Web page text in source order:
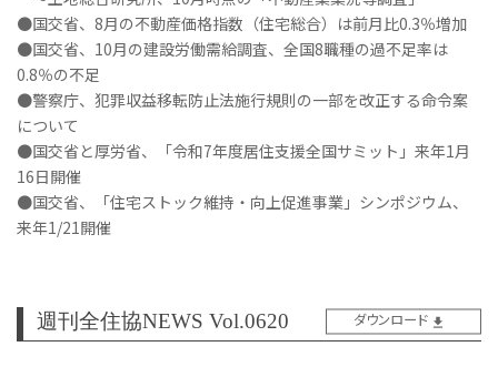
●国交省、8月の不動産価格指数（住宅総合）は前月比0.3％増加
●国交省、10月の建設労働需給調査、全国8職種の過不足率は
0.8％の不足
●警察庁、犯罪収益移転防止法施行規則の一部を改正する命令案
について
●国交省と厚労省、「令和7年度居住支援全国サミット」来年1月
16日開催
●国交省、「住宅ストック維持・向上促進事業」シンポジウム、
来年1/21開催
週刊全住協NEWS Vol.0620 ダウンロード